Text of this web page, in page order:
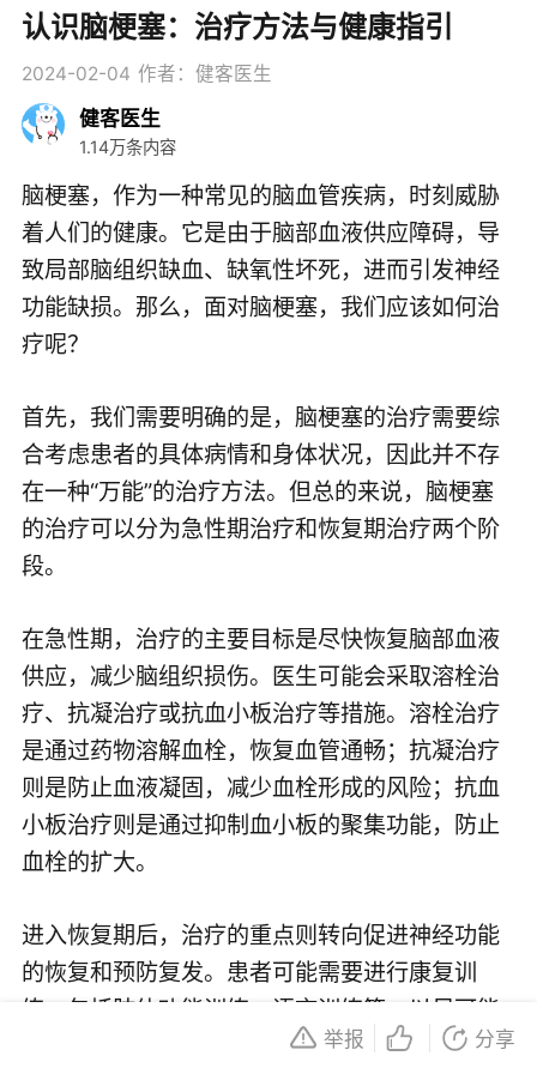
认识脑梗塞：治疗方法与健康指引
2024-02-04 作者：健客医生
健客医生
1.14万条内容
脑梗塞，作为一种常见的脑血管疾病，时刻威胁
着人们的健康。它是由于脑部血液供应障碍，导
致局部脑组织缺血、缺氧性坏死，进而引发神经
功能缺损。那么，面对脑梗塞，我们应该如何治
疗呢？
首先，我们需要明确的是，脑梗塞的治疗需要综
合考虑患者的具体病情和身体状况，因此并不存
在一种“万能”的治疗方法。但总的来说，脑梗塞
的治疗可以分为急性期治疗和恢复期治疗两个阶
段。
在急性期，治疗的主要目标是尽快恢复脑部血液
供应，减少脑组织损伤。医生可能会采取溶栓治
疗、抗凝治疗或抗血小板治疗等措施。溶栓治疗
是通过药物溶解血栓，恢复血管通畅；抗凝治疗
则是防止血液凝固，减少血栓形成的风险；抗血
小板治疗则是通过抑制血小板的聚集功能，防止
血栓的扩大。
进入恢复期后，治疗的重点则转向促进神经功能
的恢复和预防复发。患者可能需要进行康复训
练，包括肢体功能训练、语言训练等，以尽可能
恢复受损的神经功能。同时，医生还会根据患者
举报 分享